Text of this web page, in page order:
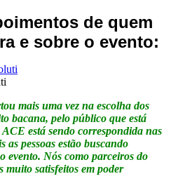
de quem
e sobre o evento:
mais uma vez na escolha dos
bacana, pelo público que está
está sendo correspondida nas
as pessoas estão buscando
evento. Nós como parceiros do
muito satisfeitos em poder